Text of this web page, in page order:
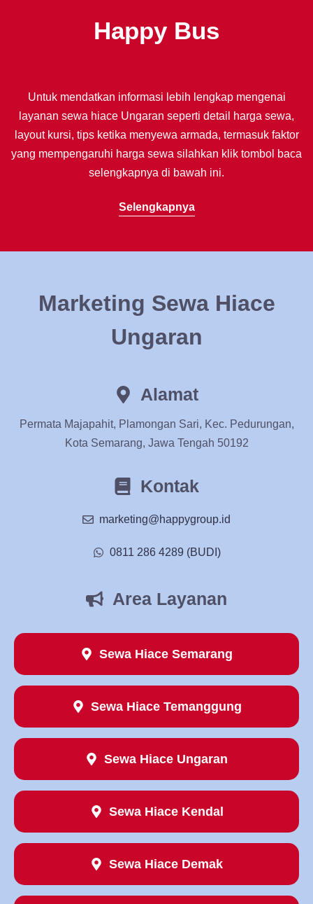
Happy Bus
Untuk mendatkan informasi lebih lengkap mengenai
layanan sewa hiace Ungaran seperti detail harga sewa,
layout kursi, tips ketika menyewa armada, termasuk faktor
yang mempengaruhi harga sewa silahkan klik tombol baca
selengkapnya di bawah ini.
Selengkapnya
Marketing Sewa Hiace
Ungaran
Alamat
Permata Majapahit, Plamongan Sari, Kec. Pedurungan,
Kota Semarang, Jawa Tengah 50192
Kontak
marketing@happygroup.id
0811 286 4289 (BUDI)
Area Layanan
Sewa Hiace Semarang
Sewa Hiace Temanggung
Sewa Hiace Ungaran
Sewa Hiace Kendal
Sewa Hiace Demak